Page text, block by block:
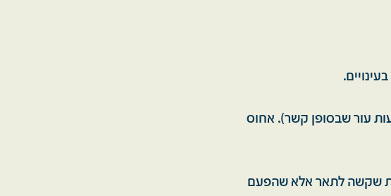
עור שבסופן קשר). אחוס
שקשה לתאר אלא שהפעם